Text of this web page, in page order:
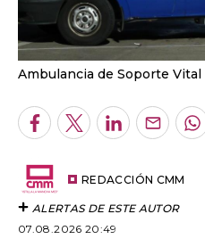
Ambulancia de Soporte Vital
Facebook
TwitterLinkedInEnviar
REDACCIÓN CMM
ALERTAS DE ESTE AUTOR
07.08.2026 20:49